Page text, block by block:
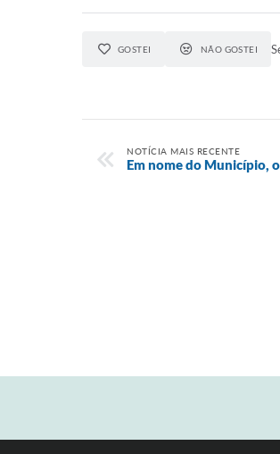
GOSTEI NÃO GOSTEI
NOTÍCIA MAIS RECENTE
Em nome do Município,